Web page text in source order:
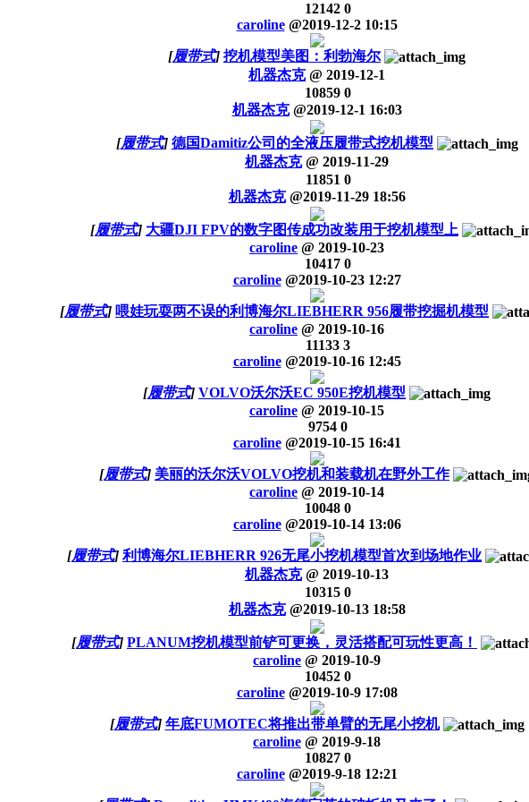
12142 0
caroline @2019-12-2 10:15
[履带式] 挖机模型美图：利勃海尔
机器杰克 @ 2019-12-1
10859 0
机器杰克 @2019-12-1 16:03
[履带式] 德国Damitiz公司的全液压履带式挖机模型
机器杰克 @ 2019-11-29
11851 0
机器杰克 @2019-11-29 18:56
[履带式] 大疆DJI FPV的数字图传成功改装用于挖机模型上
caroline @ 2019-10-23
10417 0
caroline @2019-10-23 12:27
[履带式] 喂娃玩耍两不误的利博海尔LIEBHERR 956履带挖掘机模型
caroline @ 2019-10-16
11133 3
caroline @2019-10-16 12:45
[履带式] VOLVO沃尔沃EC 950E挖机模型
caroline @ 2019-10-15
9754 0
caroline @2019-10-15 16:41
[履带式] 美丽的沃尔沃VOLVO挖机和装载机在野外工作
caroline @ 2019-10-14
10048 0
caroline @2019-10-14 13:06
[履带式] 利博海尔LIEBHERR 926无尾小挖机模型首次到场地作业
机器杰克 @ 2019-10-13
10315 0
机器杰克 @2019-10-13 18:58
[履带式] PLANUM挖机模型前铲可更换，灵活搭配可玩性更高！
caroline @ 2019-10-9
10452 0
caroline @2019-10-9 17:08
[履带式] 年底FUMOTEC将推出带单臂的无尾小挖机
caroline @ 2019-9-18
10827 0
caroline @2019-9-18 12:21